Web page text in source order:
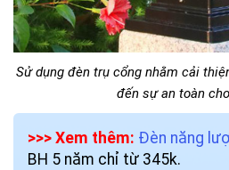
Sử dụng đèn trụ cổng nhằm cải
đến sự an toàn
>>> Xem thêm: Đèn năng
BH 5 năm chỉ từ 345k.